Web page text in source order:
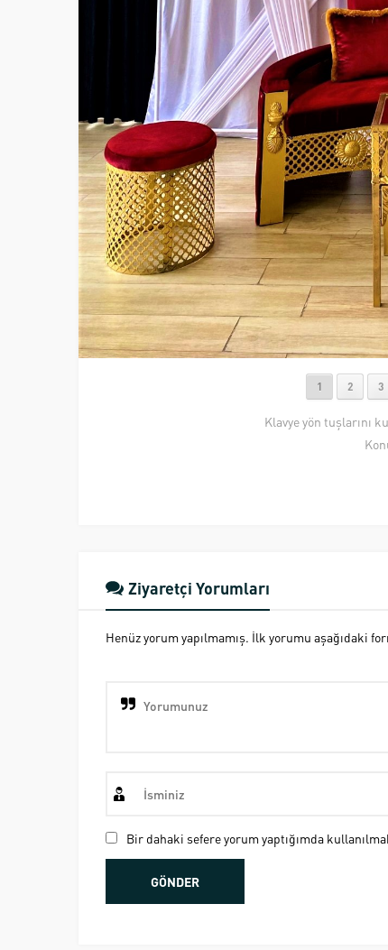
1 2 3
Klavye yön tuşlarını
Ziyaretçi Yorumları
Henüz yorum yapılmamış. İlk yorumu aşağıdaki
Bir dahaki sefere yorum yaptığımda